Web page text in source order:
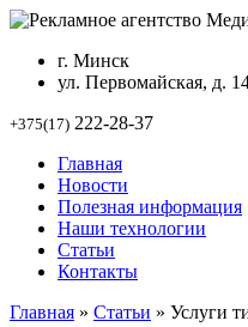
г. Минск
ул. Первомайская, д.
+375(17) 222-28-37
Главная
Новости
Полезная информация
Наши технологии
Статьи
Контакты
Главная » Статьи » Услуги